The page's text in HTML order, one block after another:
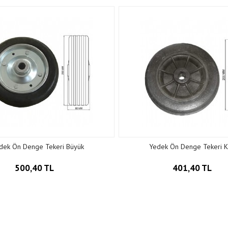
Ön Denge Tekeri Büyük
500,40 TL
Yedek Ön Denge Tekeri
401,40 TL